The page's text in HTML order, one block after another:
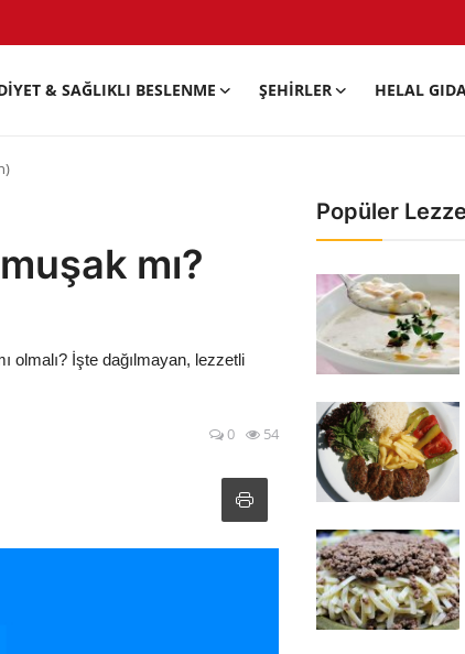
& SAĞLIKLI BESLENME ŞEHIRLER HELAL
mı?
olmalı? İşte dağılmayan, lezzetli
0 54
Popüler